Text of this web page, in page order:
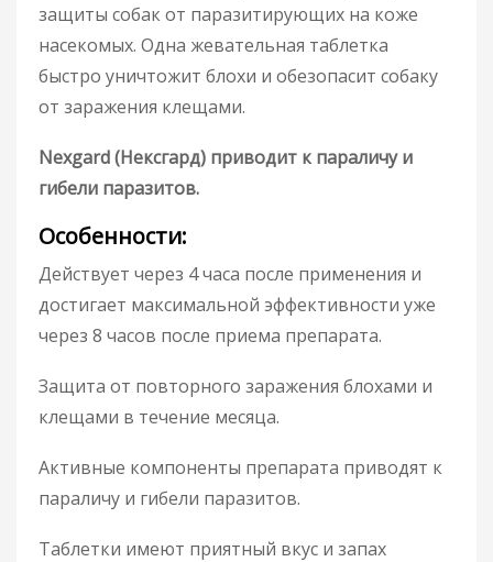
защиты собак от паразитирующих на коже
насекомых. Одна жевательная таблетка
быстро уничтожит блохи и обезопасит собаку
от заражения клещами.
Nexgard (Нексгард) приводит к параличу и
гибели паразитов.
Особенности:
Действует через 4 часа после применения и
достигает максимальной эффективности уже
через 8 часов после приема препарата.
Защита от повторного заражения блохами и
клещами в течение месяца.
Активные компоненты препарата приводят к
параличу и гибели паразитов.
Таблетки имеют приятный вкус и запах